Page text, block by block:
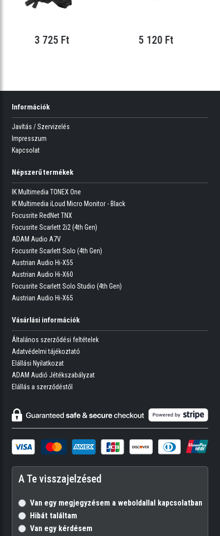
3 725 Ft 5 120 Ft
Információk
Javítás / Szervizelés
Impresszum
Kapcsolat
Népszerű termékek
IK Multimedia TONEX One
IK Multimedia iLoud Micro Monitor - Black
Focusrite RedNet TNX
Focusrite Scarlett 2i2 (4th Gen)
ADAM Audio A7V
Focusrite Scarlett Solo (4th Gen)
Austrian Audio Hi-X55
Austrian Audio Hi-X60
Focusrite Scarlett Solo Studio (4th Gen)
Austrian Audio Hi-X65
Vásárlási információk
Általános szerződési feltételek
Adatvédelmi tájékoztató
Elállási Nyilatkozat
ADAM Audió Jétékszabályzat
Elállás a szerződéstől
A Te visszajelzésed
Van egy megjegyzésem a weboldallal kapcsolatban
Hibát találtam
Van egy kérdésem